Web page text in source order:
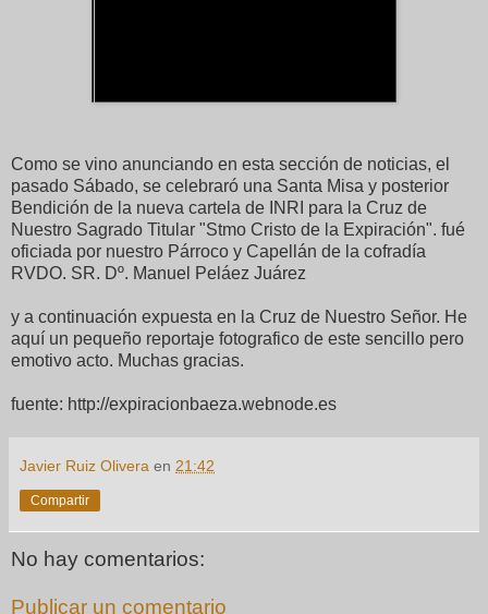
Como se vino anunciando en esta sección de noticias, el
pasado Sábado, se celebraró una Santa Misa y posterior
Bendición de la nueva cartela de INRI para la Cruz de
Nuestro Sagrado Titular "Stmo Cristo de la Expiración". fué
oficiada por nuestro Párroco y Capellán de la cofradía
RVDO. SR. Dº. Manuel Peláez Juárez
y a continuación expuesta en la Cruz de Nuestro Señor. He
aquí un pequeño reportaje fotografico de este sencillo pero
emotivo acto. Muchas gracias.
fuente: http://expiracionbaeza.webnode.es
Javier Ruiz Olivera en 21:42
Compartir
No hay comentarios:
Publicar un comentario